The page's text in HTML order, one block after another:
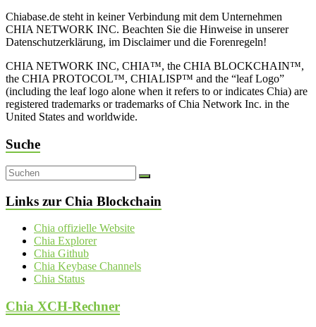
Chiabase.de steht in keiner Verbindung mit dem Unternehmen
CHIA NETWORK INC. Beachten Sie die Hinweise in unserer
Datenschutzerklärung, im Disclaimer und die Forenregeln!
CHIA NETWORK INC, CHIA™, the CHIA BLOCKCHAIN™,
the CHIA PROTOCOL™, CHIALISP™ and the “leaf Logo”
(including the leaf logo alone when it refers to or indicates Chia) are
registered trademarks or trademarks of Chia Network Inc. in the
United States and worldwide.
Suche
Links zur Chia Blockchain
Chia offizielle Website
Chia Explorer
Chia Github
Chia Keybase Channels
Chia Status
Chia XCH-Rechner